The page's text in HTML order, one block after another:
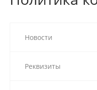
Новости
Реквизиты